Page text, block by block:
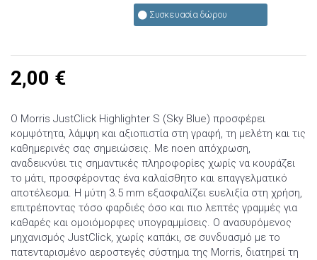
Συσκευασία δώρου
2,00 €
Ο Morris JustClick Highlighter S (Sky Blue) προσφέρει
κομψότητα, λάμψη και αξιοπιστία στη γραφή, τη μελέτη και τις
καθημερινές σας σημειώσεις. Με noen απόχρωση,
αναδεικνύει τις σημαντικές πληροφορίες χωρίς να κουράζει
το μάτι, προσφέροντας ένα καλαίσθητο και επαγγελματικό
αποτέλεσμα. Η μύτη 3.5 mm εξασφαλίζει ευελιξία στη χρήση,
επιτρέποντας τόσο φαρδιές όσο και πιο λεπτές γραμμές για
καθαρές και ομοιόμορφες υπογραμμίσεις. Ο ανασυρόμενος
μηχανισμός JustClick, χωρίς καπάκι, σε συνδυασμό με το
πατενταρισμένο αεροστεγές σύστημα της Morris, διατηρεί τη